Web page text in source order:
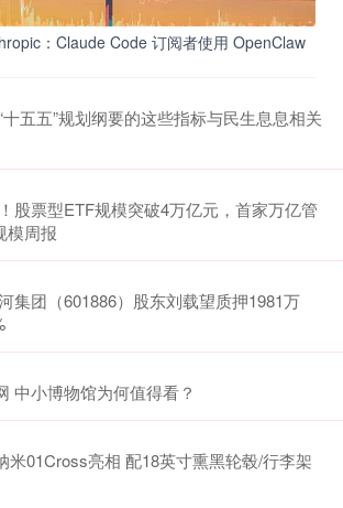
：Claude Code 订阅者使用 OpenClaw
五五”规划纲要的这些指标与民生息息相关
股票型ETF规模突破4万亿元，首家万亿管
模周报
集团（601886）股东刘载望质押1981万
中小博物馆为何值得看？
米01Cross亮相 配18英寸熏黑轮毂/行李架